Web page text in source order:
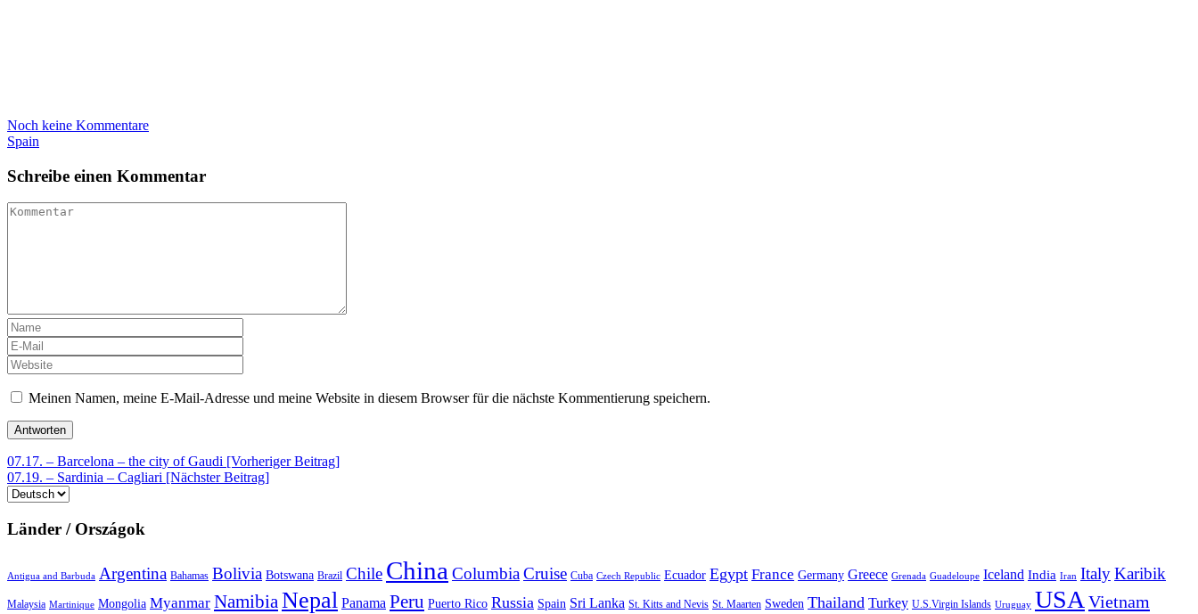
Noch keine Kommentare
Spain
Schreibe einen Kommentar
Meinen Namen, meine E-Mail-Adresse und meine Website in diesem Browser für die nächste Kommentierung speichern.
Beitrags-
Navigation
07.17. – Barcelona – the city of Gaudi [Vorheriger Beitrag]
07.19. – Sardinia – Cagliari [Nächster Beitrag]
Sprache
Länder / Országok
Antigua and Barbuda Argentina Bahamas Bolivia Botswana Brazil Chile China ColumbiaCruise Cuba Czech Republic Ecuador Egypt France Germany Greece Grenada Guadeloupe Iceland India Iran ItalyKaribik
Malaysia Martinique Mongolia Myanmar Namibia Nepal Panama Peru Puerto Rico Russia Spain Sri Lanka St. Kitts and Nevis St. Maarten Sweden Thailand Turkey U.S.Virgin Islands Uruguay USA Vietnam